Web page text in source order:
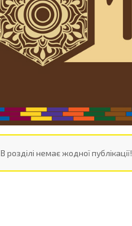
В розділі немає жодної публікації!